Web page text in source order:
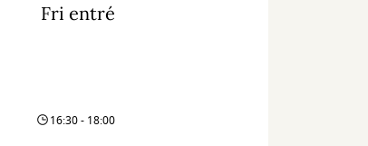
Fri entré
16:30 - 18:00